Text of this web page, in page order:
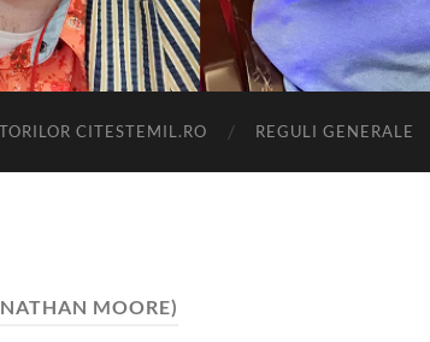
CITESTEMIL.RO REGULI GENERALE
MOORE)